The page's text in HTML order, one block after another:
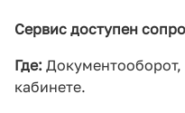
Сервис доступен
Где:
кабинете.